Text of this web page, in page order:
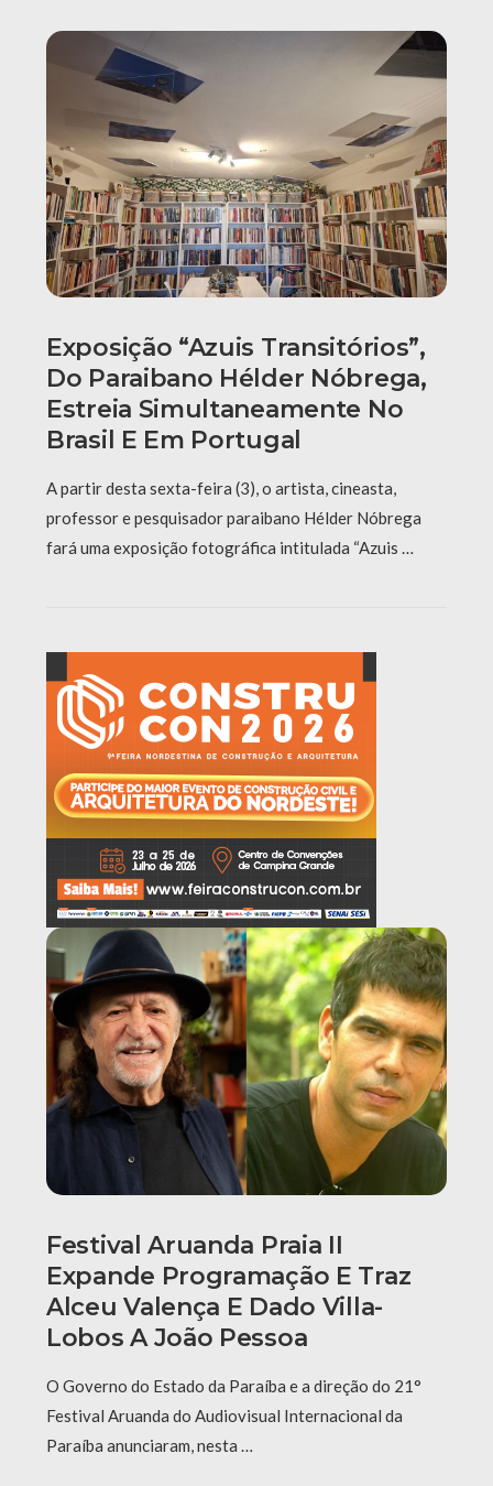
Exposição “Azuis Transitórios”,
Do Paraibano Hélder Nóbrega,
Estreia Simultaneamente No
Brasil E Em Portugal
A partir desta sexta-feira (3), o artista, cineasta,
professor e pesquisador paraibano Hélder Nóbrega
fará uma exposição fotográfica intitulada “Azuis …
Festival Aruanda Praia II
Expande Programação E Traz
Alceu Valença E Dado Villa-
Lobos A João Pessoa
O Governo do Estado da Paraíba e a direção do 21°
Festival Aruanda do Audiovisual Internacional da
Paraíba anunciaram, nesta …